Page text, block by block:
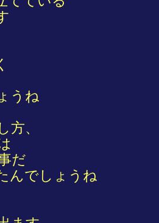
うね
方、
だ
んでしょうね